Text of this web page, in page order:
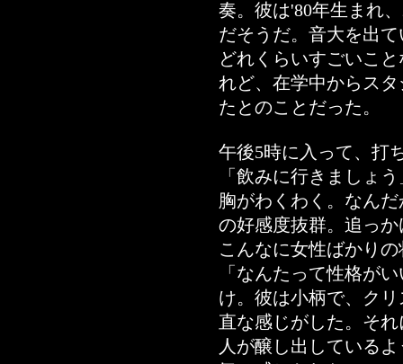
奏。彼は'80年生まれ
だそうだ。音大を出
どれくらいすごいこ
れど、在学中からス
たとのことだった。
午後5時に入って、打
「飲みに行きましょ
胸がわくわく。なん
の好感度抜群。追っ
こんなに女性ばかり
「なんたって性格が
け。彼は小柄で、ク
直な感じがした。そ
人が醸し出している